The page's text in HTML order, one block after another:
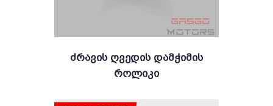
Ძრავის Ღვედის Დამჭიმის
Როლიკი